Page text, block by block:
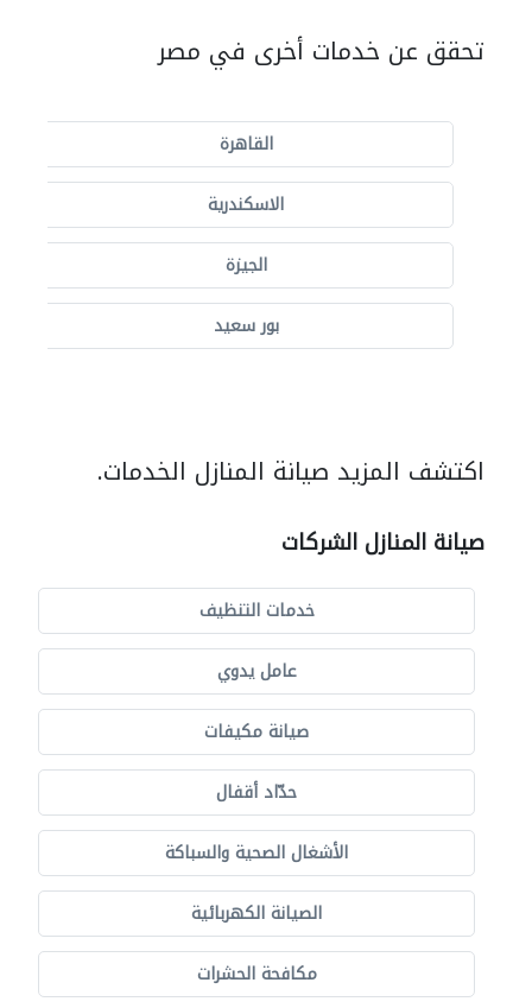
تحقق عن خدمات أخرى في مصر
القاهرة
الاسكندرية
الجيزة
بور سعيد
اكتشف المزيد صيانة المنازل الخدمات.
صيانة المنازل الشركات
خدمات التنظيف
عامل يدوي
صيانة مكيفات
حدّاد أقفال
الأشغال الصحية والسباكة
الصيانة الكهربائية
مكافحة الحشرات